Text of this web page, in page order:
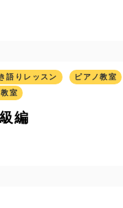
語りレッスン ピアノ教室
室
編